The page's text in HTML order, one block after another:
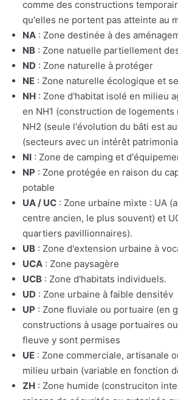
comme des constructions
qu'elles ne portent pas atteinte au
NA : Zone destinée à des
NB : Zone natuelle partiellement
ND : Zone naturelle à protéger
NE : Zone naturelle écologique et
NH : Zone d'habitat isolé en milieu
en NH1 (construction de logements
NH2 (seule l'évolution du bâti est
(secteurs avec un intérêt
NI : Zone de camping et
NP : Zone protégée en raison du
potable
UA / UC : Zone urbaine mixte : UA
centre ancien, le plus souvent) et
quartiers pavillionnaires).
UB : Zone d'extension urbaine à
UCA : Zone paysagère
UCB : Zone d'habitats individuels.
UD : Zone urbaine à faible densitév
UP : Zone fluviale ou portuaire (en
constructions à usage portuaires
fleuve y sont permises
UE : Zone commerciale, artisanale
milieu urbain (variable en fonction
ZH : Zone humide (construciton